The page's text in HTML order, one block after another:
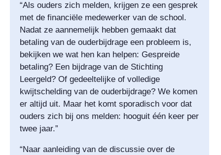
“Als ouders zich melden, krijgen ze een gesprek
met de financiële medewerker van de school.
Nadat ze aannemelijk hebben gemaakt dat
betaling van de ouderbijdrage een probleem is,
bekijken we wat hen kan helpen: Gespreide
betaling? Een bijdrage van de Stichting
Leergeld? Of gedeeltelijke of volledige
kwijtschelding van de ouderbijdrage? We komen
er altijd uit. Maar het komt sporadisch voor dat
ouders zich bij ons melden: hooguit één keer per
twee jaar.”
“Naar aanleiding van de discussie over de